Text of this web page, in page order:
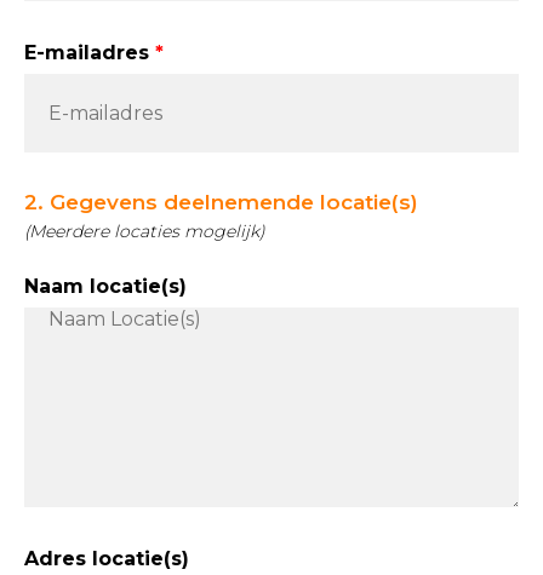
E-mailadres
2. Gegevens deelnemende locatie(s)
(Meerdere locaties mogelijk)
Naam locatie(s)
Adres locatie(s)